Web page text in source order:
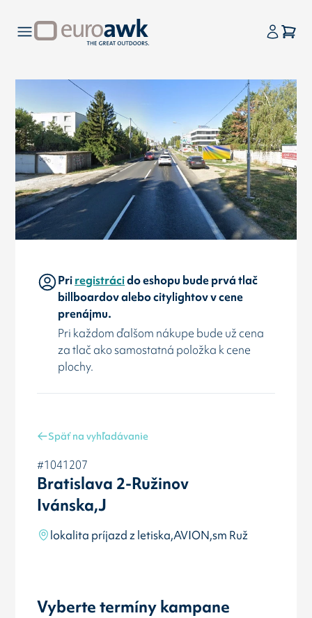
Priregistrácido eshopu bude prvá tlač
billboardov alebo citylightov v cene
prenájmu.
Pri každom ďalšom nákupe bude už cena
za tlač ako samostatná položka k cene
plochy.
Späť na vyhľadávanie
#1041207
Bratislava 2-Ružinov
Ivánska,J
lokalita príjazd z letiska,AVION,sm Ruž
Vyberte termíny kampane